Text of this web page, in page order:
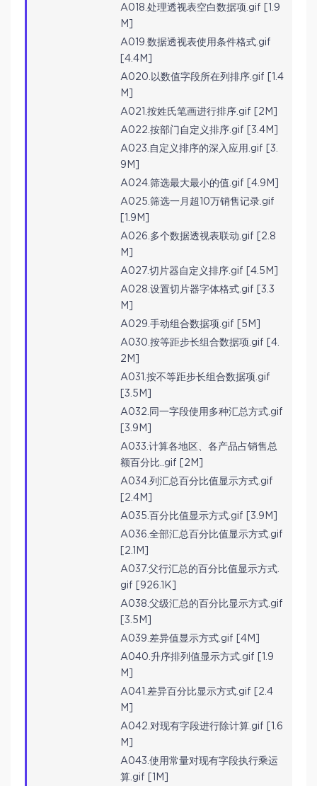
A018.处理透视表空白数据项.gif [1.9
M]
A019.数据透视表使用条件格式.gif
[4.4M]
A020.以数值字段所在列排序.gif [1.4
M]
A021.按姓氏笔画进行排序.gif [2M]
A022.按部门自定义排序.gif [3.4M]
A023.自定义排序的深入应用.gif [3.
9M]
A024.筛选最大最小的值.gif [4.9M]
A025.筛选一月超10万销售记录.gif
[1.9M]
A026.多个数据透视表联动.gif [2.8
M]
A027.切片器自定义排序.gif [4.5M]
A028.设置切片器字体格式.gif [3.3
M]
A029.手动组合数据项.gif [5M]
A030.按等距步长组合数据项.gif [4.
2M]
A031.按不等距步长组合数据项.gif
[3.5M]
A032.同一字段使用多种汇总方式.gif
[3.9M]
A033.计算各地区、各产品占销售总
额百分比..gif [2M]
A034.列汇总百分比值显示方式.gif
[2.4M]
A035.百分比值显示方式.gif [3.9M]
A036.全部汇总百分比值显示方式.gif
[2.1M]
A037.父行汇总的百分比值显示方式.
gif [926.1K]
A038.父级汇总的百分比显示方式.gif
[3.5M]
A039.差异值显示方式.gif [4M]
A040.升序排列值显示方式.gif [1.9
M]
A041.差异百分比显示方式.gif [2.4
M]
A042.对现有字段进行除计算.gif [1.6
M]
A043.使用常量对现有字段执行乘运
算.gif [1M]